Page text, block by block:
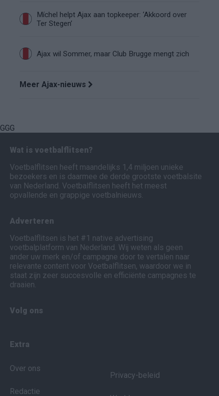
Míchel helpt Ajax aan topkeeper: ‘Akkoord over
Ter Stegen’
Ajax wil Sommer, maar Club Brugge mengt zich
Meer Ajax-nieuws
GGG
Wat is voetbalflitsen?
Voetbalflitsen heeft maandelijks 1,4 miljoen unieke
bezoekers en is daarmee de derde grootste voetbalsite
van Nederland. Voetbalflitsen heeft het meest
opvallende en grappige voetbalnieuws.
Adverteren
Voetbalflitsen is het #1 native advertising
voetbalplatform van Nederland. Wij weten als geen
ander uw merk en/of campagne door te vertalen naar
relevante content voor Voetbalflitsen, waardoor we in
staat zijn zeer succesvolle en efficiënte campagnes te
draaien.
Volg ons
Extra
Over ons
Redactie
Privacy-beleid